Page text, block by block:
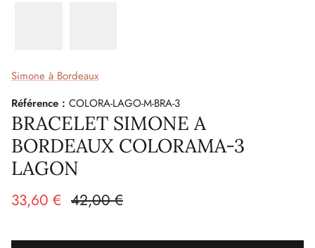
Simone à Bordeaux
Référence : COLORA-LAGO-M-BRA-3
BRACELET SIMONE A
BORDEAUX COLORAMA-3
LAGON
33,60 € 42,00 €